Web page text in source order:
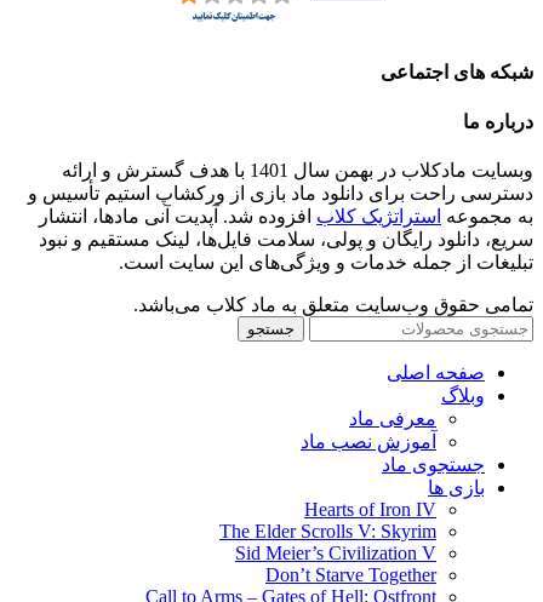
شبکه های اجتماعی
درباره ما
وبسایت مادکلاب در بهمن سال 1401 با هدف گسترش و ارائه
دسترسی راحت برای دانلود ماد بازی از ورکشاپ استیم تأسیس و
به مجموعه استراتژیک کلاب افزوده شد. آپدیت آنی مادها، انتشار
سریع، دانلود رایگان و پولی، سلامت فایل‌ها، لینک مستقیم و نبود
تبلیغات از جمله خدمات و ویژگی‌های این سایت است.
تمامی حقوق وب‌سایت متعلق به ماد کلاب می‌باشد.
جستجو
صفحه اصلی
وبلاگ
معرفی ماد
آموزش نصب ماد
جستجوی ماد
بازی ها
Hearts of Iron IV
The Elder Scrolls V: Skyrim
Sid Meier’s Civilization V
Don’t Starve Together
Call to Arms – Gates of Hell: Ostfront